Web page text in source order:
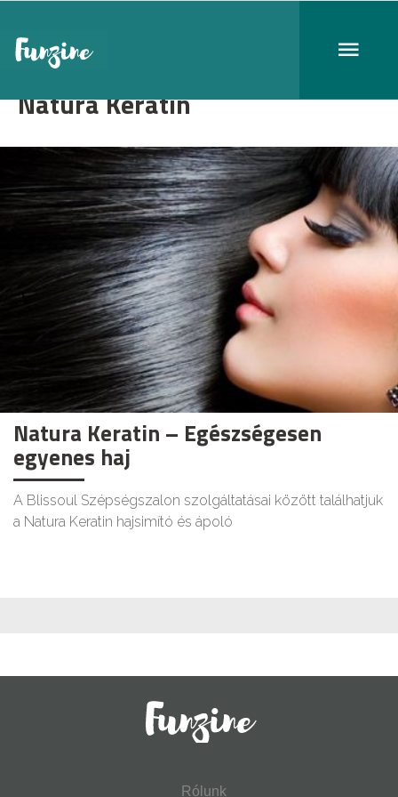
Natura Keratin
Natura Keratin – Egészségesen
egyenes haj
A Blissoul Szépségszalon szolgáltatásai között találhatjuk
a Natura Keratin hajsimító és ápoló
Rólunk